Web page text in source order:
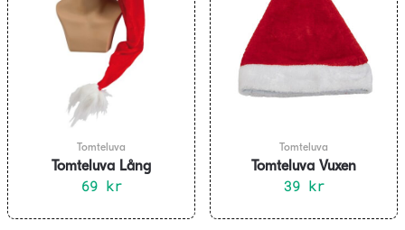
Tomteluva
Tomteluva Lång
69 kr
Tomteluva
Tomteluva Vuxen
39 kr